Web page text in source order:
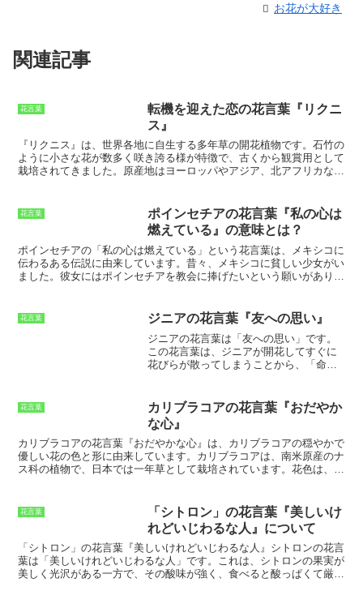
お花が大好き
関連記事
花言葉
転機を迎えた恋の花言葉『リクニ
ス』
『リクニス』 は、世界各地に自生する多年草の開花植物です。石竹の
ように小さな花が数多く咲き誇る様が特徴で、古くから観賞用として
栽培されてきました。原産地はヨーロッパやアジア、北アフリカなど
の花言葉は「
純潔」「無垢」です。その可憐な見た目
や、花が長く咲き続けることから、贈り物や記念品としても人気があ
ります。また、リクニスは、花壇や鉢植えだけでなく、切り花として
も楽しむことができます。花瓶に活けて部屋に飾れば、一味違った雰
囲気を演出できる でしょう。
花言葉
ポインセチアの花言葉『私の心は
燃えている』の意味とは？
ポインセチアの「私の心は燃えている」という花言葉は、メキシコに
伝わるある伝説に由来しています。昔々、メキシコに貧しい少女がい
ました。彼女にはポインセチアを教会に捧げたいという願いがありま
しいポインセチアに変わり、教会を飾りました。その様子を見た人々
は、少女の純粋な心が花を咲かせたと信じ、ポインセチアに「私の心
は燃えている」という花言葉をつけました。この花言葉は、ポインセ
チアの赤い色が、少女の燃えるような情熱を表現していると考えられ
花言葉 ジニアの花言葉『友への思い』
ジニアの花言葉は 「友への思い」です。
この花言葉は、ジニアが開花してすぐに
花びらが散ってしまうことから、
「命の
た、ジニアの花は、「元気」や「明る
い」という花言葉も持っています。これ
は、ジニアの花が、夏から秋にかけて長
く咲き続けることから、「生命力の強
さ」を連想させることからつけられたと
言われています。ジニアの花は、
ジニアの花は、
「花壇」や「鉢植え」、
「切り花」 として広く親しまれていま
す。
花言葉
カリブラコアの花言葉『おだやか
な心』
カリブラコアの花言葉『おだやかな心』 は、カリブラコアの穏やかで
優しい花の色と形に由来しています。カリブラコアは、南米原産のナ
ス科の植物で、日本では一年草として栽培されています。花色は、
ても丈夫な植物で、育てやすいのが特徴です。日当たりの良い場所を
好みますが、半日陰でも育てることができます。水やりは、土の表面
が乾いたらたっぷりと与えます。肥料は、月に1回程度、緩効性肥料
を与えれば十分です。カリブラコアは、こまめに摘心することで、花
をたくさん咲かせることができます。また、花が咲き終わったら、花
柄を摘み取ることで、新しい花を咲かせることができます。
花言葉
「シトロン」の花言葉『美しいけ
れどいじわるな人』について
「シトロン」の花言葉 『美しいけれどいじわるな人』 シトロンの花言
葉は 「美しいけれどいじわるな人」です。これは、シトロンの果実が
美しく光沢がある一方で、その酸味が強く、食べると酸っぱくて厳し